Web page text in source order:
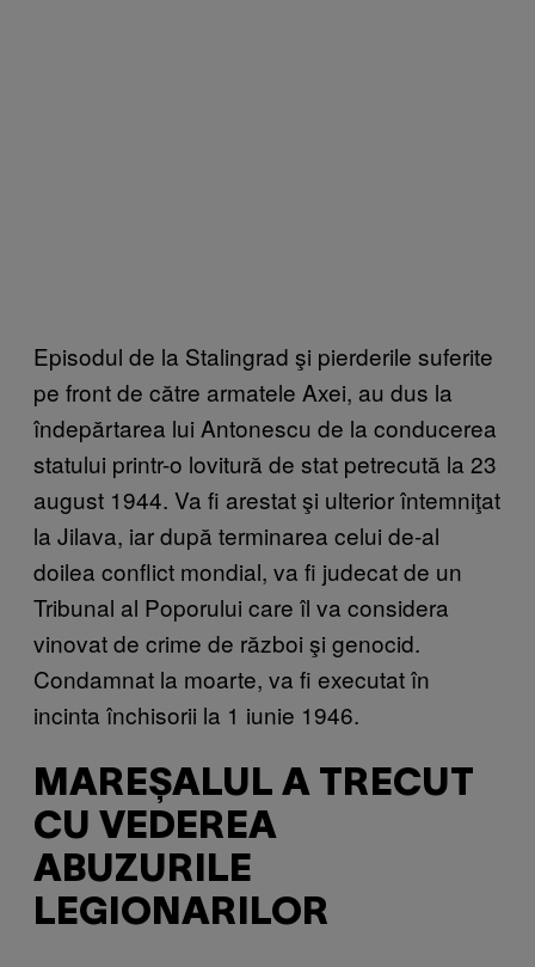
Episodul de la Stalingrad şi pierderile suferite
pe front de către armatele Axei, au dus la
îndepărtarea lui Antonescu de la conducerea
statului printr-o lovitură de stat petrecută la 23
august 1944. Va fi arestat şi ulterior întemniţat
la Jilava, iar după terminarea celui de-al
doilea conflict mondial, va fi judecat de un
Tribunal al Poporului care îl va considera
vinovat de crime de război şi genocid.
Condamnat la moarte, va fi executat în
incinta închisorii la 1 iunie 1946.
MAREȘALUL A TRECUT
CU VEDEREA
ABUZURILE
LEGIONARILOR